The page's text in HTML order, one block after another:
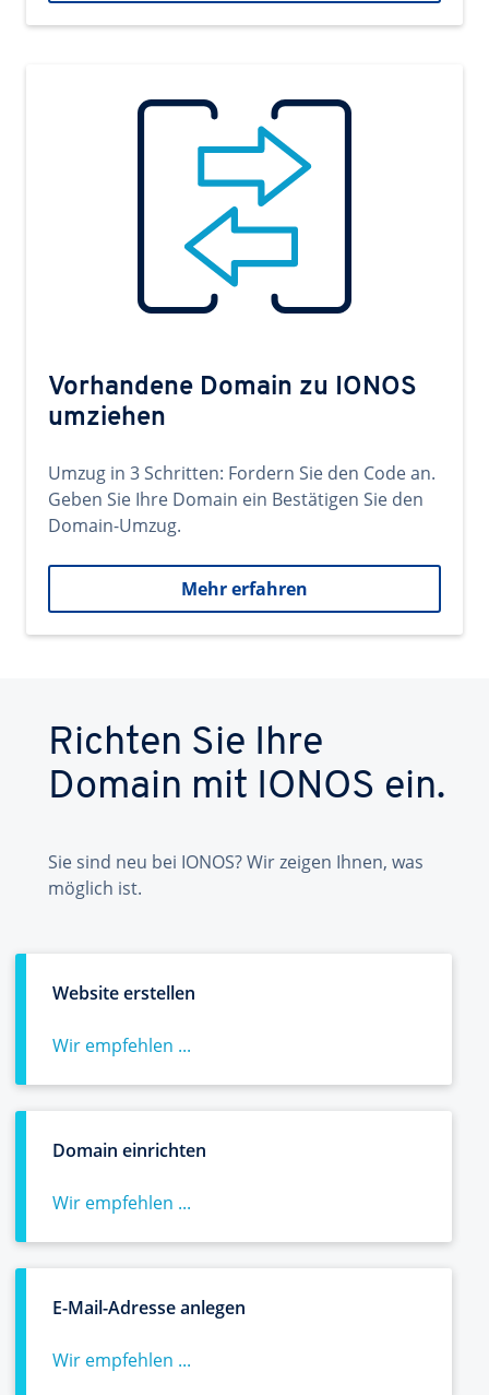
Vorhandene Domain zu IONOS
umziehen
Umzug in 3 Schritten: Fordern Sie den Code an.
Geben Sie Ihre Domain ein Bestätigen Sie den
Domain-Umzug.
Mehr erfahren
Richten Sie Ihre
Domain mit IONOS ein.
Sie sind neu bei IONOS? Wir zeigen Ihnen, was
möglich ist.
Website erstellen
Wir empfehlen ...
Domain einrichten
Wir empfehlen ...
E-Mail-Adresse anlegen
Wir empfehlen ...